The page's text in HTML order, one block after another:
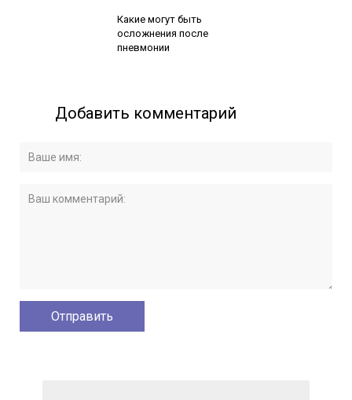
Какие могут быть
осложнения после
пневмонии
Добавить комментарий